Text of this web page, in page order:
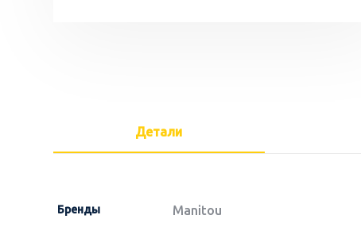
Детали
Бренды Manitou